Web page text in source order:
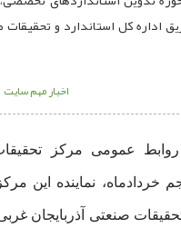
از طریق اداره کل استاندارد و
اخبار مهم سایت
عمومی مرکز
خردادماه، نماینده این
تحقیقات صنعتی آذربایجان